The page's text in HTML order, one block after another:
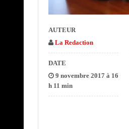
AUTEUR
La Redaction
DATE
9 novembre 2017 à 16
h 11 min